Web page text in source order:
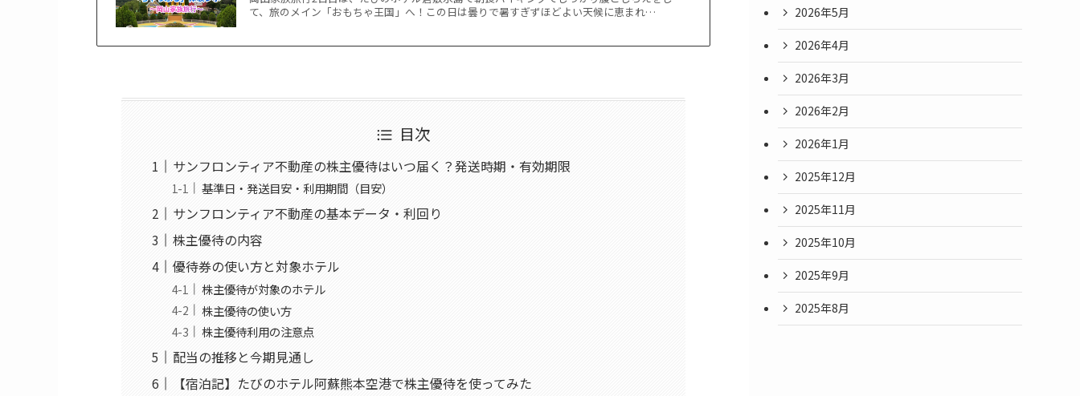
て、旅のメイン「おもちゃ王国」へ！この日は曇りで暑すぎずほどよい天候に恵まれ…
目次
サンフロンティア不動産の株主優待はいつ届く？発送時期・有効期限
基準日・発送目安・利用期間（目安）
サンフロンティア不動産の基本データ・利回り
株主優待の内容
優待券の使い方と対象ホテル
株主優待が対象のホテル
株主優待の使い方
株主優待利用の注意点
配当の推移と今期見通し
【宿泊記】たびのホテル阿蘇熊本空港で株主優待を使ってみた
2026年5月
2026年4月
2026年3月
2026年2月
2026年1月
2025年12月
2025年11月
2025年10月
2025年9月
2025年8月